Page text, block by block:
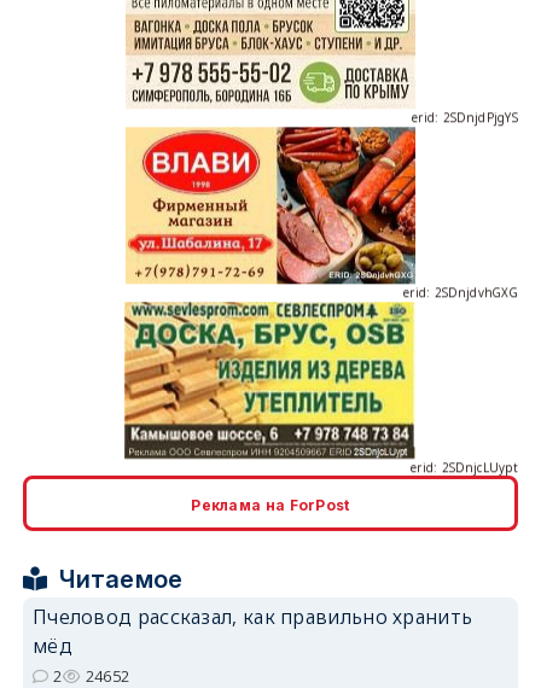
erid: 2SDnjdPjgYS
erid: 2SDnjdvhGXG
Реклама на ForPost
Читаемое
Пчеловод рассказал, как правильно хранить
мёд
2 24652